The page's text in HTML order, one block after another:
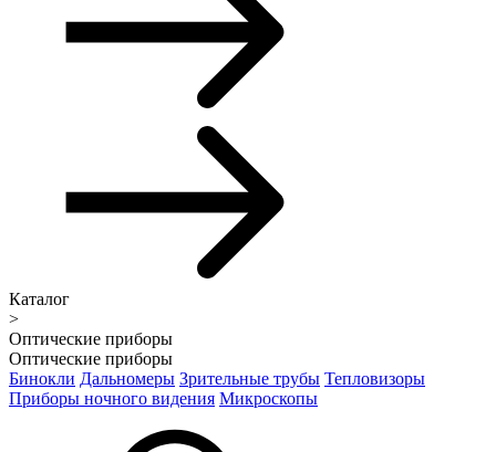
Каталог
>
Оптические приборы
Оптические приборы
Бинокли Дальномеры Зрительные трубы Тепловизоры
Приборы ночного видения Микроскопы